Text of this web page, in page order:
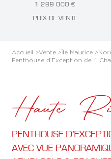
1 299 000 €
PRIX DE VENTE
Accueil >Vente >Île Maurice >
Penthouse d’Exception de 4
Haute
PENTHOUSE
AVEC VUE